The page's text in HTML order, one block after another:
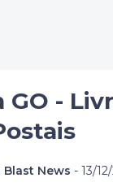
GO -
News - 13/